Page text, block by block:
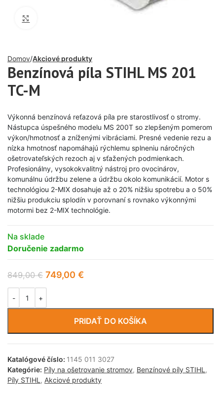
Domov Akciové produkty
Benzínová píla STIHL MS 201
TC-M
Výkonná benzínová reťazová píla pre starostlivosť o stromy.
Nástupca úspešného modelu MS 200T so zlepšeným pomerom
výkon/hmotnosť a zníženými vibráciami. Presné vedenie rezu a
nízka hmotnosť napomáhajú rýchlemu splneniu náročných
ošetrovateľských rezoch aj v sťažených podmienkach.
Profesionálny, vysokokvalitný nástroj pro ovocinárov,
komunálnu údržbu zelene a údržbu okolo komunikácií. Motor s
technológiou 2-MIX dosahuje až o 20% nižšiu spotrebu a o 50%
nižšiu produkciu splodín v porovnaní s rovnako výkonnými
motormi bez 2-MIX technológie.
Na sklade
Doručenie zadarmo
849,00€ 749,00 €
PRIDAŤ DO KOŠÍKA
Katalógové číslo: 1145 011 3027
Kategórie: Píly na ošetrovanie stromov, Benzínové píly STIHL ,
Píly STIHL , Akciové produkty